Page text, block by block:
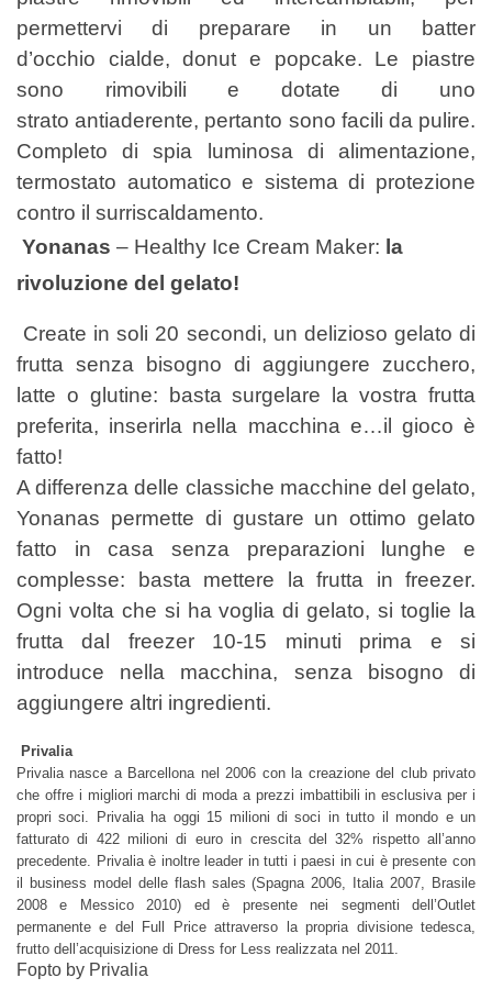
permettervi di preparare in un batter
d’occhio cialde, donut e popcake. Le piastre
sono rimovibili e dotate di uno
stratoantiaderente, pertanto sono facili da pulire.
Completo di spia luminosa di
alimentazione,
termostato automatico e sistema di protezione
contro il surriscaldamento.
Yonanas – Healthy Ice Cream Maker: la
rivoluzione del gelato!
Create in soli 20 secondi, un delizioso gelato di
frutta senza bisogno di aggiungere zucchero,
latte o glutine: basta surgelare la vostra frutta
preferita, inserirla nella macchina e…il gioco è
fatto!
A differenza delle classiche macchine del gelato,
Yonanas permette di gustare unottimo gelato
fatto in casa senza preparazioni lunghe e
complesse: basta mettere la frutta in freezer.
Ogni volta che si ha voglia di gelato, si toglie la
frutta dal freezer 10-15 minuti prima e si
introduce nella macchina, senza bisogno di
aggiungere altri ingredienti.
Privalia
Privalia nasce a Barcellona nel 2006 con la creazione del club privato
che offre i migliori marchi di moda a prezzi imbattibili in esclusiva per i
propri soci. Privalia ha oggi 15 milioni di soci in tutto il mondo e un
fatturato di 422 milioni di euro in crescita del 32% rispetto all’anno
precedente. Privalia è inoltre leader in tutti i paesi in cui è presente con
il business model delle flash sales (Spagna 2006, Italia 2007, Brasile
2008 e Messico 2010) ed è presente nei segmenti dell’Outlet
permanente e del Full Price attraverso la propria divisione tedesca,
frutto dell’acquisizione di Dress for Less realizzata nel 2011.
Fopto by Privalia